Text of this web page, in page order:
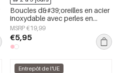
Boucles d&#39;oreilles en acier
inoxydable avec perles en
forme de cœur, collection Daily
Simple, bijoux pour femmes
MSRP €19,99
€5,95
Entrepôt de l'UE